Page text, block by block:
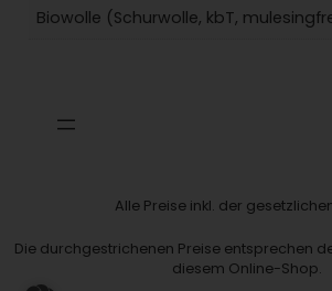
Biowolle (Schurwolle, kbT,
Alle Preise inkl. der
Die durchgestrichenen Preise entsprechen
diesem Online-Shop.